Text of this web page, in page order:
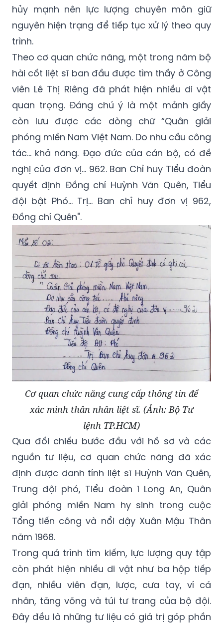
hủy mạnh nên lực lượng chuyên môn giữ
nguyên hiện trạng để tiếp tục xử lý theo quy
trình.
Theo cơ quan chức năng, một trong năm bộ
hài cốt liệt sĩ ban đầu được tìm thấy ở Công
viên Lê Thị Riêng đã phát hiện nhiều di vật
quan trọng. Đáng chú ý là một mảnh giấy
còn lưu được các dòng chữ “Quân giải
phóng miền Nam Việt Nam. Do nhu cầu công
tác… khả năng. Đạo đức của cán bộ, có đề
nghị của đơn vị… 962. Ban Chỉ huy Tiểu đoàn
quyết định Đồng chí Huỳnh Văn Quên, Tiểu
đội bật Phó… Trị... Ban chỉ huy đơn vị 962,
Đồng chí Quên".
Cơ quan chức năng cung cấp thông tin để
xác minh thân nhân liệt sĩ. (Ảnh: Bộ Tư
lệnh TP.HCM)
Qua đối chiếu bước đầu với hồ sơ và các
nguồn tư liệu, cơ quan chức năng đã xác
định được danh tính liệt sĩ Huỳnh Văn Quên,
Trung đội phó, Tiểu đoàn 1 Long An, Quân
giải phóng miền Nam hy sinh trong cuộc
Tổng tiến công và nổi dậy Xuân Mậu Thân
năm 1968.
Trong quá trình tìm kiếm, lực lượng quy tập
còn phát hiện nhiều di vật như ba hộp tiếp
đạn, nhiều viên đạn, lược, cưa tay, ví cá
nhân, tăng võng và túi tư trang của bộ đội.
Đây đều là những tư liệu có giá trị góp phần